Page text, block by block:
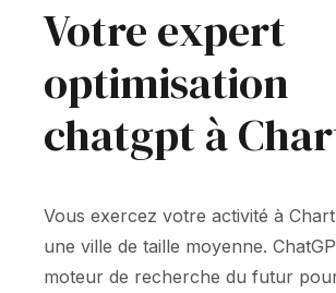
Votre expert
optimisation
chatgpt à
Vous exercez votre activité à
une ville de taille moyenne.
moteur de recherche du futur